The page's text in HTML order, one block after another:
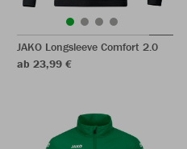
JAKO Longsleeve Comfort 2.0
ab 23,99 €